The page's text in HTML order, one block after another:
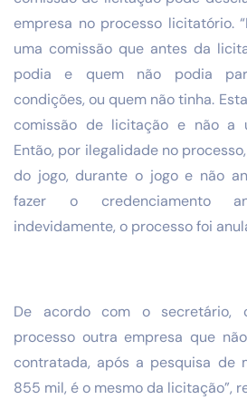
empresa no processo licitatório.
uma comissão que antes da
podia e quem não podia
condições, ou quem não tinha.
comissão de licitação e não a
Então, por ilegalidade no
do jogo, durante o jogo e não
fazer o credenciamento
indevidamente, o processo foi
De acordo com o secretário,
processo outra empresa que
contratada, após a pesquisa de
855 mil, é o mesmo da licitação”,